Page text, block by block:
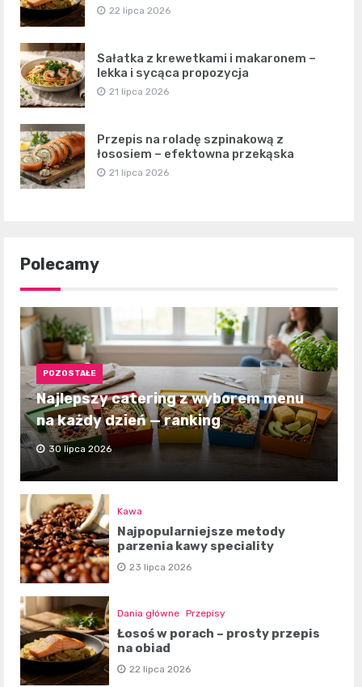
22 lipca 2026
Sałatka z krewetkami i makaronem –
lekka i sycąca propozycja
21 lipca 2026
Przepis na roladę szpinakową z
łososiem – efektowna przekąska
21 lipca 2026
Polecamy
POZOSTAŁE
Najlepszy catering z wyborem menu
na każdy dzień — ranking
30 lipca 2026
Kawa
Najpopularniejsze metody
parzenia kawy speciality
23 lipca 2026
Dania główne Przepisy
Łosoś w porach – prosty przepis
na obiad
22 lipca 2026